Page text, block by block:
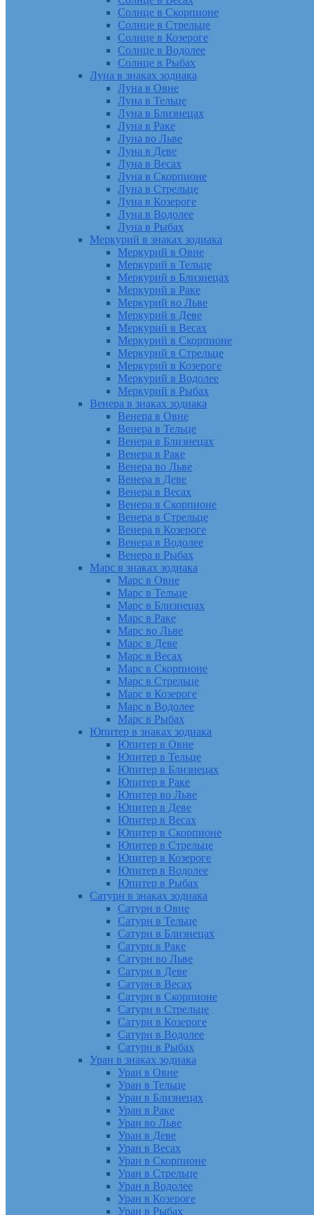
Солнце в Скорпионе
Солнце в Стрельце
Солнце в Козероге
Солнце в Водолее
Солнце в Рыбах
Луна в знаках зодиака
Луна в Овне
Луна в Тельце
Луна в Близнецах
Луна в Раке
Луна во Льве
Луна в Деве
Луна в Весах
Луна в Скорпионе
Луна в Стрельце
Луна в Козероге
Луна в Водолее
Луна в Рыбах
Меркурий в знаках зодиака
Меркурий в Овне
Меркурий в Тельце
Меркурий в Близнецах
Меркурий в Раке
Меркурий во Льве
Меркурий в Деве
Меркурий в Весах
Меркурий в Скорпионе
Меркурий в Стрельце
Меркурий в Козероге
Меркурий в Водолее
Меркурий в Рыбах
Венера в знаках зодиака
Венера в Овне
Венера в Тельце
Венера в Близнецах
Венера в Раке
Венера во Льве
Венера в Деве
Венера в Весах
Венера в Скорпионе
Венера в Стрельце
Венера в Козероге
Венера в Водолее
Венера в Рыбах
Марс в знаках зодиака
Марс в Овне
Марс в Тельце
Марс в Близнецах
Марс в Раке
Марс во Льве
Марс в Деве
Марс в Весах
Марс в Скорпионе
Марс в Стрельце
Марс в Козероге
Марс в Водолее
Марс в Рыбах
Юпитер в знаках зодиака
Юпитер в Овне
Юпитер в Тельце
Юпитер в Близнецах
Юпитер в Раке
Юпитер во Льве
Юпитер в Деве
Юпитер в Весах
Юпитер в Скорпионе
Юпитер в Стрельце
Юпитер в Козероге
Юпитер в Водолее
Юпитер в Рыбах
Сатурн в знаках зодиака
Сатурн в Овне
Сатурн в Тельце
Сатурн в Близнецах
Сатурн в Раке
Сатурн во Льве
Сатурн в Деве
Сатурн в Весах
Сатурн в Скорпионе
Сатурн в Стрельце
Сатурн в Козероге
Сатурн в Водолее
Сатурн в Рыбах
Уран в знаках зодиака
Уран в Овне
Уран в Тельце
Уран в Близнецах
Уран в Раке
Уран во Льве
Уран в Деве
Уран в Весах
Уран в Скорпионе
Уран в Стрельце
Уран в Водолее
Уран в Козероге
Уран в Рыбах